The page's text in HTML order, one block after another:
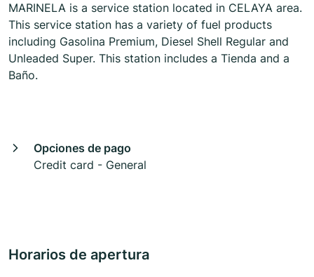
MARINELA is a service station located in CELAYA area.
This service station has a variety of fuel products
including Gasolina Premium, Diesel Shell Regular and
Unleaded Super. This station includes a Tienda and a
Baño.
Opciones de pago
Credit card - General
Horarios de apertura